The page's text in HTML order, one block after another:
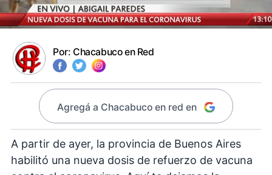
Por: Chacabuco en Red
Agregá a Chacabuco en red en
A partir de ayer, la provincia de Buenos Aires
habilitó una nueva dosis de refuerzo de vacuna